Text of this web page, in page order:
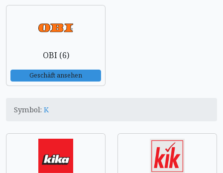
OBI (6)
Geschäft ansehen
Symbol: K